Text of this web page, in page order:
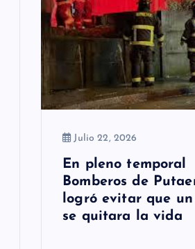
Julio 22, 2026
En pleno temporal
Bomberos de
logró evitar que
se quitara la vida